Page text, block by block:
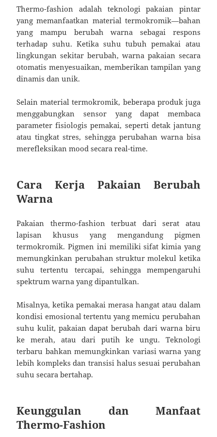
Thermo-fashion adalah teknologi pakaian pintar
yang memanfaatkan material termokromik—bahan
yang mampu berubah warna sebagai respons
terhadap suhu. Ketika suhu tubuh pemakai atau
lingkungan sekitar berubah, warna pakaian secara
otomatis menyesuaikan, memberikan tampilan yang
dinamis dan unik.
Selain material termokromik, beberapa produk juga
menggabungkan sensor yang dapat membaca
parameter fisiologis pemakai, seperti detak jantung
atau tingkat stres, sehingga perubahan warna bisa
merefleksikan mood secara real-time.
Cara Kerja Pakaian Berubah
Warna
Pakaian thermo-fashion terbuat dari serat atau
lapisan khusus yang mengandung pigmen
termokromik. Pigmen ini memiliki sifat kimia yang
memungkinkan perubahan struktur molekul ketika
suhu tertentu tercapai, sehingga mempengaruhi
spektrum warna yang dipantulkan.
Misalnya, ketika pemakai merasa hangat atau dalam
kondisi emosional tertentu yang memicu perubahan
suhu kulit, pakaian dapat berubah dari warna biru
ke merah, atau dari putih ke ungu. Teknologi
terbaru bahkan memungkinkan variasi warna yang
lebih kompleks dan transisi halus sesuai perubahan
suhu secara bertahap.
Keunggulan dan Manfaat
Thermo-Fashion